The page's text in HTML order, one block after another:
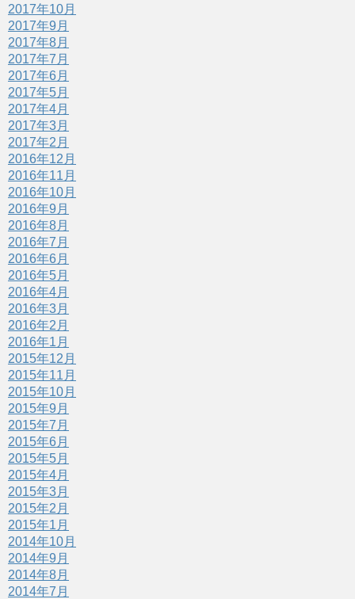
2017年10月
2017年9月
2017年8月
2017年7月
2017年6月
2017年5月
2017年4月
2017年3月
2017年2月
2016年12月
2016年11月
2016年10月
2016年9月
2016年8月
2016年7月
2016年6月
2016年5月
2016年4月
2016年3月
2016年2月
2016年1月
2015年12月
2015年11月
2015年10月
2015年9月
2015年7月
2015年6月
2015年5月
2015年4月
2015年3月
2015年2月
2015年1月
2014年10月
2014年9月
2014年8月
2014年7月